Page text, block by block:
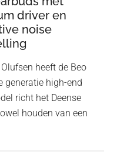
driver en
noise
heeft de Beo
generatie high-end
richt het Deense
houden van een